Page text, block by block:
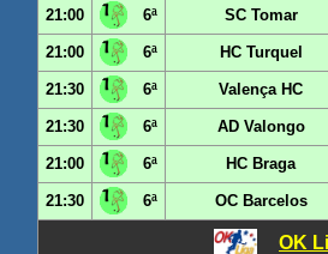
21:00 6ª SC Tomar
21:00 6ª HC Turquel
21:30 6ª Valença HC
21:30 6ª AD Valongo
21:00 6ª HC Braga
21:30 6ª OC Barcelos
OK